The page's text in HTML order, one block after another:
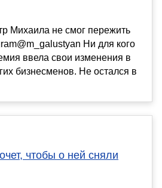
Михаила не смог пережить
Ни для кого
ввела свои изменения в
бизнесменов. Не остался в
чтобы о ней сняли